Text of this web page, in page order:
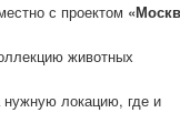
с проектом
животных
нужную локацию, где и